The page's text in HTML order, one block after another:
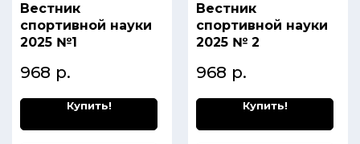
Вестник
спортивной науки
2025 №1
968 р.
Купить!
Вестник
спортивной науки
2025 № 2
968 р.
Купить!